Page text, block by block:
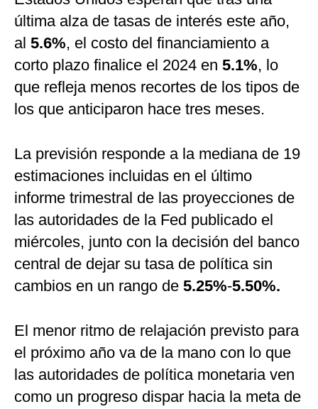
última alza de tasas de interés este año,
al 5.6%, el costo del financiamiento a
corto plazo finalice el 2024 en 5.1%, lo
que refleja menos recortes de los tipos de
los que anticiparon hace tres meses.
La previsión responde a la mediana de 19
estimaciones incluidas en el último
informe trimestral de las proyecciones de
las autoridades de la Fed publicado el
miércoles, junto con la decisión del banco
central de dejar su tasa de política sin
cambios en un rango de 5.25%-5.50%.
El menor ritmo de relajación previsto para
el próximo año va de la mano con lo que
las autoridades de política monetaria ven
como un progreso dispar hacia la meta de